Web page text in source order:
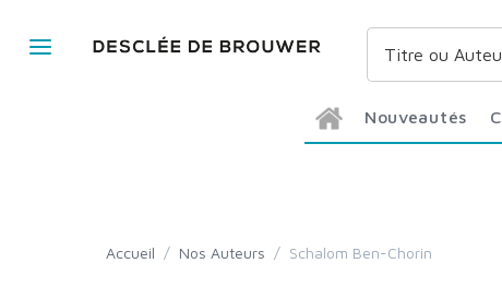
Nouveautés
Accueil / Nos Auteurs / Schalom Ben-Chorin